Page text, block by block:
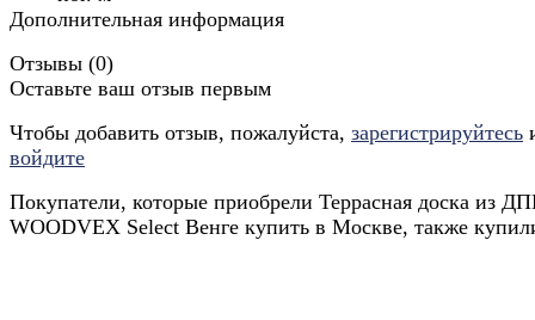
Дополнительная информация
Отзывы (0)
Оставьте ваш отзыв первым
Чтобы добавить отзыв, пожалуйста, зарегистрируйтесь
войдите
Покупатели, которые приобрели Террасная доска из
WOODVEX Select Венге купить в Москве, также